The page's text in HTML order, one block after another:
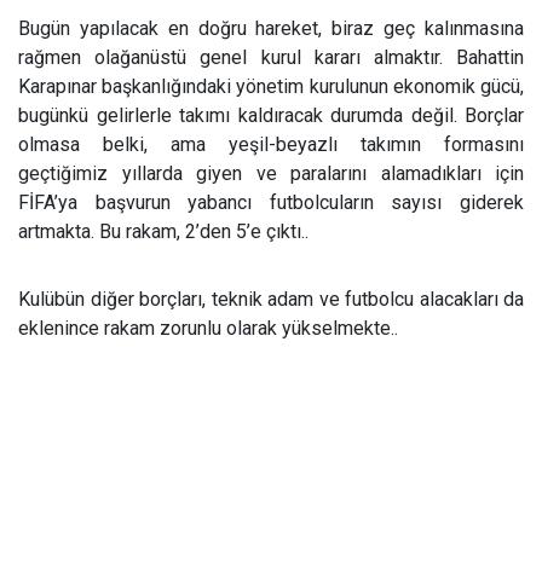
Bugün yapılacak en doğru hareket, biraz geç kalınmasına
rağmen olağanüstü genel kurul kararı almaktır. Bahattin
Karapınar başkanlığındaki yönetim kurulunun ekonomik gücü,
bugünkü gelirlerle takımı kaldıracak durumda değil. Borçlar
olmasa belki, ama yeşil-beyazlı takımın formasını
geçtiğimiz yıllarda giyen ve paralarını alamadıkları için
FİFA’ya başvurun yabancı futbolcuların sayısı giderek
artmakta. Bu rakam, 2’den 5’e çıktı..
Kulübün diğer borçları, teknik adam ve futbolcu alacakları da
eklenince rakam zorunlu olarak yükselmekte..